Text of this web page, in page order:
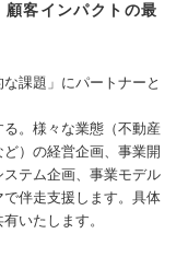
客インパクトの最
課題」にパートナーと
。様々な業態（不動産
）の経営企画、事業開
テム企画、事業モデル
伴走支援します。具体
いたします。